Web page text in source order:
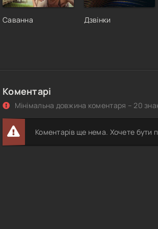
Саванна Дзвінки
Коментарі
Мінімальна довжина коментаря – 20
Коментарів ще нема. Хочете бути